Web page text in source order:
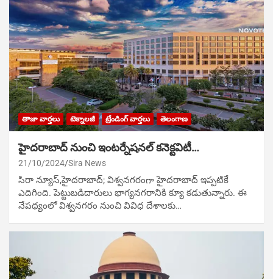
తాజా వార్తలు టెక్నాలజీ ట్రేండింగ్ వార్తలు తెలంగాణ
హైదరాబాద్ నుంచి ఇంటర్నేషనల్ కనెక్టవిటీ…
21/10/2024 Sira News
సిరా న్యూస్,హైదరాబాద్; విశ్వనగరంగా హైదరాబాద్‌ ఇప్పటికే
ఎదిగింది. పెట్టుబడిదారులు భాగ్యనగరానికి క్యూ కడుతున్నారు. ఈ
నేపథ్యంలో విశ్వనగరం నుంచి వివిధ దేశాలకు…